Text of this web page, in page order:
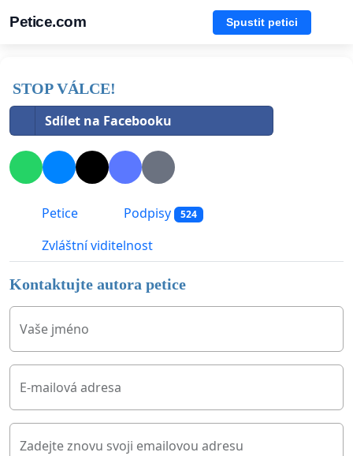
Petice.com Spustit petici
STOP VÁLCE!
Sdílet na Facebooku
Petice Podpisy 524
Zvláštní viditelnost
Kontaktujte autora petice
Vaše jméno
E-mailová adresa
Zadejte znovu svoji emailovou adresu